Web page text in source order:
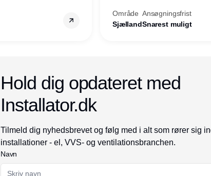
Område
Sjælland
Ansøgningsfrist
Snarest muligt
Hold dig opdateret med
Installator.dk
Tilmeld dig nyhedsbrevet og følg med i alt som rører sig
installationer - el, VVS- og ventilationsbranchen.
Navn